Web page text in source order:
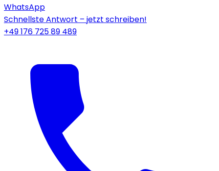
WhatsApp
Schnellste Antwort – jetzt schreiben!
+49 176 725 89 489